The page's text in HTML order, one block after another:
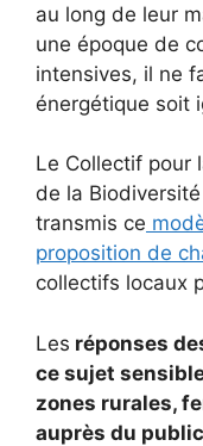
au long de leur
une époque de
intensives, il ne
énergétique soit
Le Collectif pour
de la
transmis ce
proposition de
collectifs locaux
Les réponses
ce sujet
zones rurales,
auprès du